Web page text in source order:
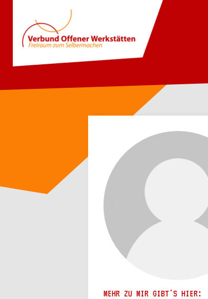
MEHR ZU MIR GIBT'S HIER: